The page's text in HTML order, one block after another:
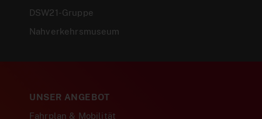
DSW21-Gruppe
Nahverkehrsmuseum
UNSER ANGEBOT
Fahrplan & Mobilität